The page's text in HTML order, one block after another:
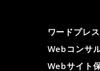
ワードプレ
Webコンサ
Webサイト